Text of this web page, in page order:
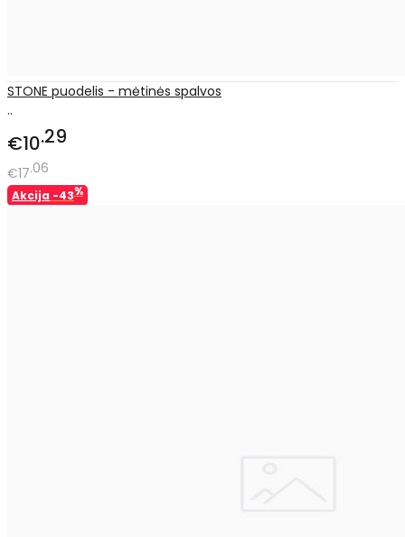
STONE puodelis - mėtinės spalvos
..
€10 29
€17 06
Akcija -43%